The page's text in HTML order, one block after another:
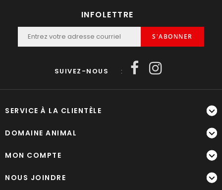
INFOLETTRE
S'ABONNER
SUIVEZ-NOUS :
SERVICE À LA CLIENTÈLE
DOMAINE ANIMAL
MON COMPTE
NOUS JOINDRE